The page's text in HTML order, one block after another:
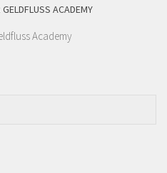
ACADEMY